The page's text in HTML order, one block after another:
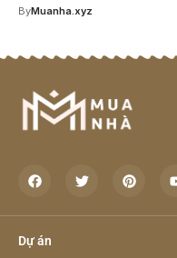
ByMuanha.xyz
Dự án